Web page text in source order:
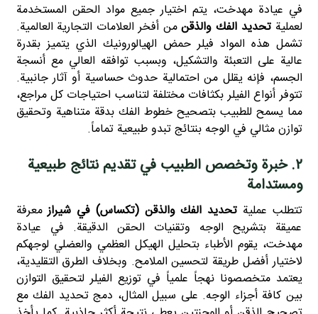
في عيادة مهدخت، يتم اختيار جميع مواد الحقن المستخدمة
لعمليةتحديد الفك والذقنمن أفخر العلامات التجارية العالمية.
تشمل هذه المواد فيلر حمض الهيالورونيك الذي يتميز بقدرة
عالية على التعبئة والتشكيل، وبسبب توافقه العالي مع أنسجة
الجسم، فإنه يقلل من احتمالية حدوث حساسية أو آثار جانبية.
تتوفر أنواع الفيلر بكثافات مختلفة لتناسب احتياجات كل مراجع،
مما يسمح للطبيب بتصحيح خطوط الفك بدقة متناهية وتحقيق
توازن مثالي في الوجه بنتائج تبدو طبيعية تماماً.
۲. خبرة وتخصص الطبيب في تقديم نتائج طبيعية
ومستدامة
تتطلب عملية تحديد الفك والذقن (تكساس) في شيرازمعرفة
عميقة بتشريح الوجه وتقنيات الحقن الدقيقة. في عيادة
مهدخت، يقوم الأطباء بتحليل الهيكل العظمي والعضلي لوجهكم
لاختيار أفضل طريقة لتحسين الملامح. وبخلاف الطرق التقليدية،
يعتمد متخصصونا نهجاً علمياً في توزيع الفيلر لتحقيق التوازن
بين كافة أجزاء الوجه. على سبيل المثال، دمج تحديد الفك مع